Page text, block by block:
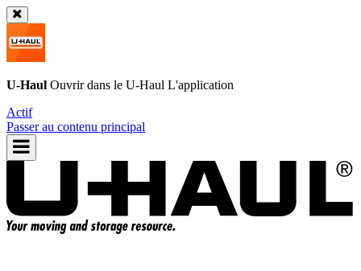
U-Haul Ouvrir dans le U-Haul L'application
Actif
Passer au contenu principal